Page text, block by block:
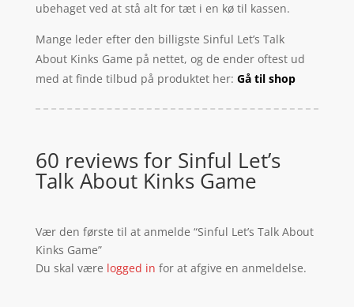
ubehaget ved at stå alt for tæt i en kø til kassen.
Mange leder efter den billigste Sinful Let’s Talk
About Kinks Game på nettet, og de ender oftest ud
med at finde tilbud på produktet her: Gå til shop
60 reviews for Sinful Let’s
Talk About Kinks Game
Vær den første til at anmelde “Sinful Let’s Talk About
Kinks Game”
Du skal være logged in for at afgive en anmeldelse.